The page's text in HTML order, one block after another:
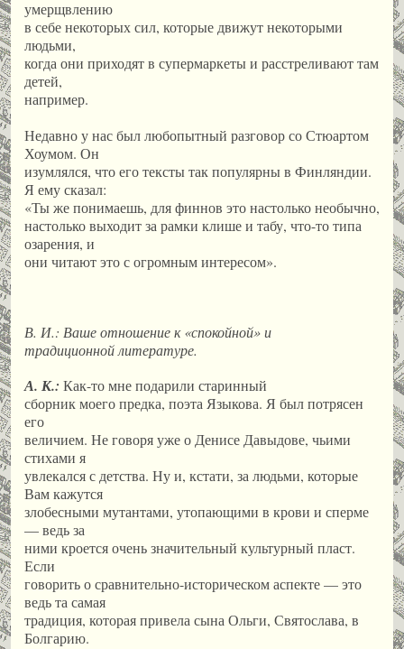
умерщвлению
в себе некоторых сил, которые движут некоторыми
людьми,
когда они приходят в супермаркеты и расстреливают там
детей,
например.
Недавно у нас был любопытный разговор со Стюартом
Хоумом. Он
изумлялся, что его тексты так популярны в Финляндии.
Я ему сказал:
«Ты же понимаешь, для финнов это настолько необычно,
настолько выходит за рамки клише и табу, что-то типа
озарения, и
они читают это с огромным интересом».
В. И.: Ваше отношение к «спокойной» и
традиционной литературе.
А. К.: Как-то мне подарили старинный
сборник моего предка, поэта Языкова. Я был потрясен
его
величием. Не говоря уже о Денисе Давыдове, чьими
стихами я
увлекался с детства. Ну и, кстати, за людьми, которые
Вам кажутся
злобесными мутантами, утопающими в крови и сперме
— ведь за
ними кроется очень значительный культурный пласт.
Если
говорить о сравнительно-историческом аспекте — это
ведь та самая
традиция, которая привела сына Ольги, Святослава, в
Болгарию.